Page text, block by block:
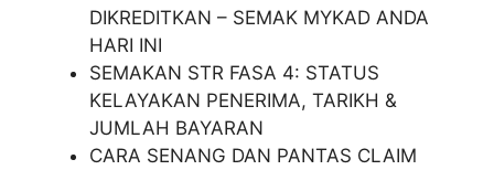
DIKREDITKAN – SEMAK MYKAD ANDA
HARI INI
SEMAKAN STR FASA 4: STATUS
KELAYAKAN PENERIMA, TARIKH &
JUMLAH BAYARAN
CARA SENANG DAN PANTAS CLAIM